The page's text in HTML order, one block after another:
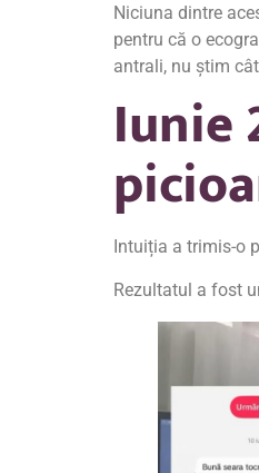
Niciuna dintre
pentru că o
antrali, nu știm
Iunie
Intuiția a trimis-o
Rezultatul a fost